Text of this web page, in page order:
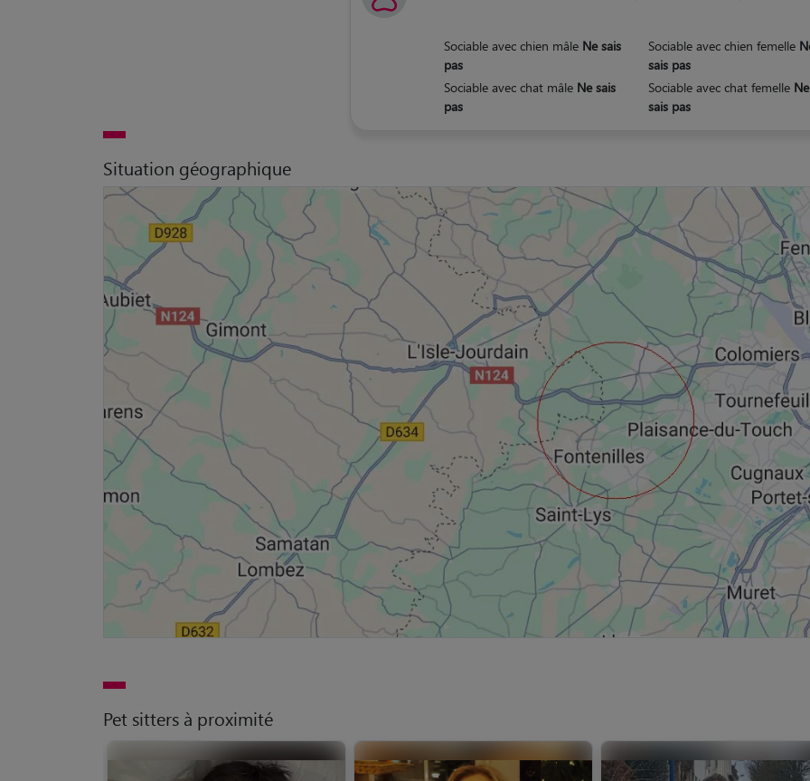
Sociable avec chien mâle Ne sais
pas
Sociable avec chien femelle
sais pas
Sociable avec chat mâle Ne sais
pas
Sociable avec chat femelle Ne
sais pas
Situation géographique
Pet sitters à proximité